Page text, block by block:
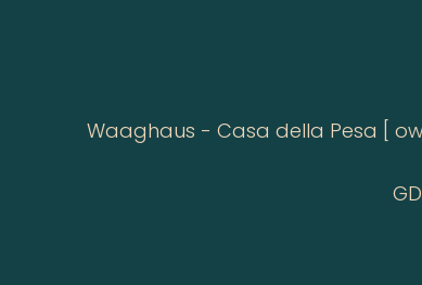
Waaghaus - Casa della Pesa [